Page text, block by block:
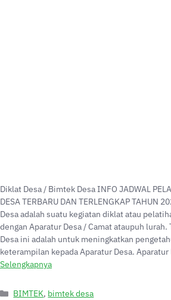
Diklat Desa / Bimtek Desa INFO JADWAL
DESA TERBARU DAN TERLENGKAP TAHUN
Desa adalah suatu kegiatan diklat atau
dengan Aparatur Desa / Camat ataupuh
Desa ini adalah untuk meningkatkan
keterampilan kepada Aparatur Desa.
Selengkapnya
BIMTEK, bimtek desa